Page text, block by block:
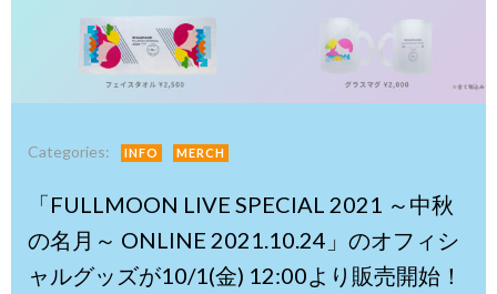
Categories: INFO MERCH
「FULLMOON LIVE SPECIAL 2021 ～中秋
の名月～ ONLINE 2021.10.24」のオフィシ
ャルグッズが10/1(金) 12:00より販売開始！